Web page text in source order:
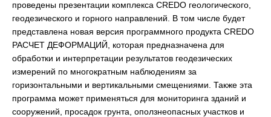
проведены презентации комплекса CREDO геологического,
геодезического и горного направлений. В том числе будет
представлена новая версия программного продукта CREDO
РАСЧЕТ ДЕФОРМАЦИЙ, которая предназначена для
обработки и интерпретации результатов геодезических
измерений по многократным наблюдениям за
горизонтальными и вертикальными смещениями. Также эта
программа может применяться для мониторинга зданий и
сооружений, просадок грунта, оползнеопасных участков и